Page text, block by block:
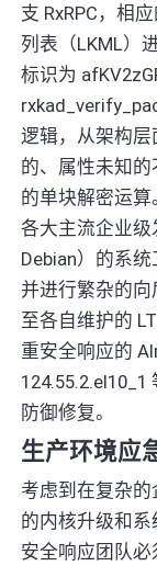
支 RxRPC，相
列表（LKML）
标识为
逻辑，从架构
的、属性未知
的单块解密运算
各大主流企业级
Debian）的系
并进行繁杂的
至各自维护的
重安全响应的
防御修复。
生产环境应
考虑到在复杂
的内核升级和系
安全响应团队